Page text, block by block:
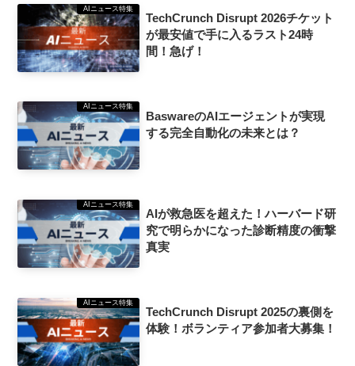
AIニュース特集
TechCrunch Disrupt 2026チケット
が最安値で手に入るラスト24時
間！急げ！
AIニュース特集
BaswareのAIエージェントが実現
する完全自動化の未来とは？
AIニュース特集
AIが救急医を超えた！ハーバード研
究で明らかになった診断精度の衝撃
真実
AIニュース特集
TechCrunch Disrupt 2025の裏側を
体験！ボランティア参加者大募集！